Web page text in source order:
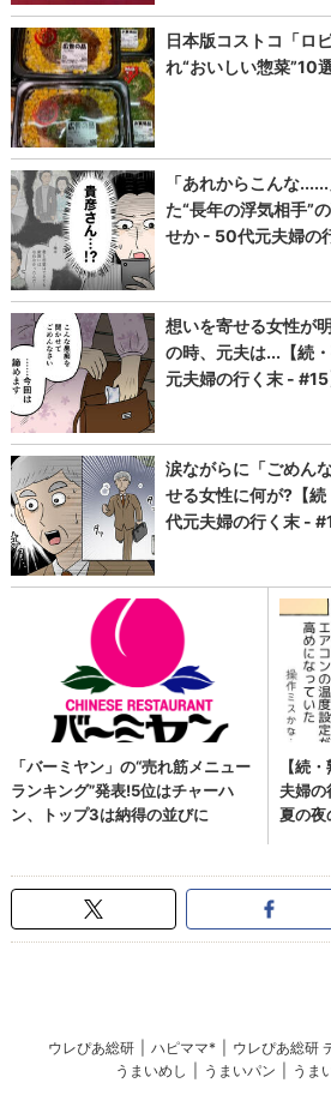
ウレぴあ総研 ハピママ* ウレぴあ総研
うまいめし
うまいパン うま